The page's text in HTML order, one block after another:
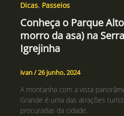
Dicas, Passeios
Conheça o Parque
morro da asa) na
Igrejinha
ivan/26 junho, 2024
A montanha com a vista
Grande é uma das atrações
procuradas da cidade.